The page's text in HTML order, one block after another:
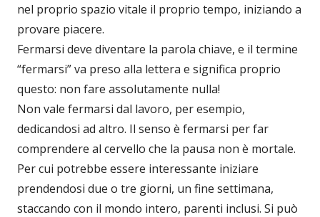
nel proprio spazio vitale il proprio tempo, iniziando a
provare piacere.
Fermarsi deve diventare la parola chiave, e il termine
“fermarsi” va preso alla lettera e significa proprio
questo: non fare assolutamente nulla!
Non vale fermarsi dal lavoro, per esempio,
dedicandosi ad altro. Il senso è fermarsi per far
comprendere al cervello che la pausa non è mortale.
Per cui potrebbe essere interessante iniziare
prendendosi due o tre giorni, un fine settimana,
staccando con il mondo intero, parenti inclusi. Si può